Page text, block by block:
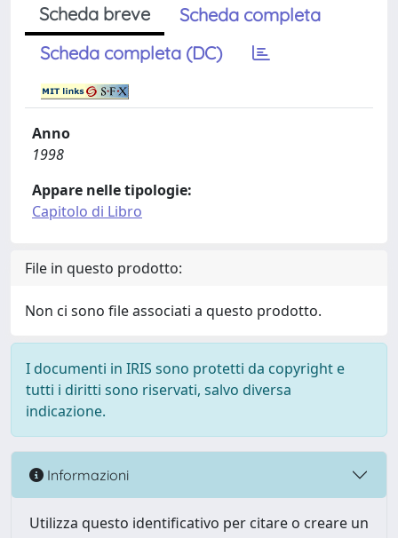
Scheda breve
Scheda completa
Scheda completa (DC)
Anno
1998
Appare nelle tipologie:
Capitolo di Libro
File in questo prodotto:
Non ci sono file associati a questo prodotto.
I documenti in IRIS sono protetti da copyright e
tutti i diritti sono riservati, salvo diversa
indicazione.
Informazioni
Utilizza questo identificativo per citare o creare un